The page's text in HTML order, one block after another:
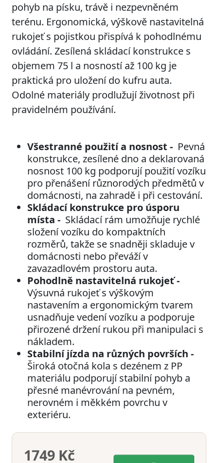
pohyb na písku, trávě i nezpevněném
terénu. Ergonomická, výškově nastavitelná
rukojeť s pojistkou přispívá k pohodlnému
ovládání. Zesílená skládací konstrukce s
objemem 75 l a nosností až 100 kg je
praktická pro uložení do kufru auta.
Odolné materiály prodlužují životnost při
pravidelném používání.
Všestranné použití a nosnost - Pevná
konstrukce, zesílené dno a deklarovaná
nosnost 100 kg podporují použití vozíku
pro přenášení různorodých předmětů v
domácnosti, na zahradě i při cestování.
Skládací konstrukce pro úsporu
místa - Skládací rám umožňuje rychlé
složení vozíku do kompaktních
rozměrů, takže se snadněji skladuje v
domácnosti nebo převáží v
zavazadlovém prostoru auta.
Pohodlně nastavitelná rukojeť -
Výsuvná rukojeť s výškovým
nastavením a ergonomickým tvarem
usnadňuje vedení vozíku a podporuje
přirozené držení rukou při manipulaci s
nákladem.
Stabilní jízda na různých površích -
Široká otočná kola s dezénem z PP
materiálu podporují stabilní pohyb a
přesné manévrování na pevném,
nerovném i měkkém povrchu v
exteriéru.
1749 Kč